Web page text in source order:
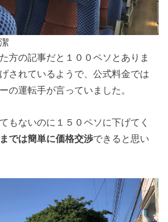
方の記事だと１００ペソとありま
されているようで、公式料金では
の運転手が言っていました。
もないのに１５０ペソに下げてく
では簡単に価格交渉できると思い